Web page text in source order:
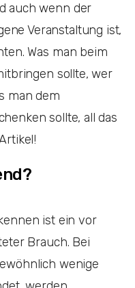
auch wenn der
Veranstaltung ist,
Was man beim
sollte, wer
man dem
sollte, all das
ist ein vor
Brauch. Bei
wenige